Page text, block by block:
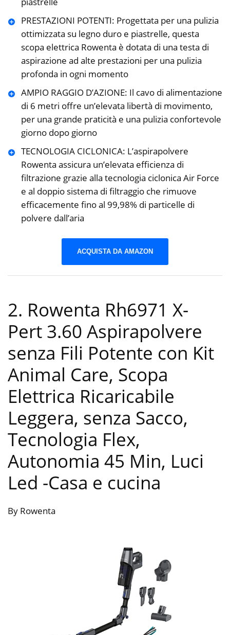
PRESTAZIONI POTENTI: Progettata per una pulizia
ottimizzata su legno duro e piastrelle, questa
scopa elettrica Rowenta è dotata di una testa di
aspirazione ad alte prestazioni per una pulizia
profonda in ogni momento
AMPIO RAGGIO D’AZIONE: Il cavo di alimentazione
di 6 metri offre un’elevata libertà di movimento,
per una grande praticità e una pulizia confortevole
giorno dopo giorno
TECNOLOGIA CICLONICA: L’aspirapolvere
Rowenta assicura un’elevata efficienza di
filtrazione grazie alla tecnologia ciclonica Air Force
e al doppio sistema di filtraggio che rimuove
efficacemente fino al 99,98% di particelle di
polvere dall’aria
ACQUISTA DA AMAZON
2. Rowenta Rh6971 X-
Pert 3.60 Aspirapolvere
senza Fili Potente con Kit
Animal Care, Scopa
Elettrica Ricaricabile
Leggera, senza Sacco,
Tecnologia Flex,
Autonomia 45 Min, Luci
Led -Casa e cucina
By Rowenta